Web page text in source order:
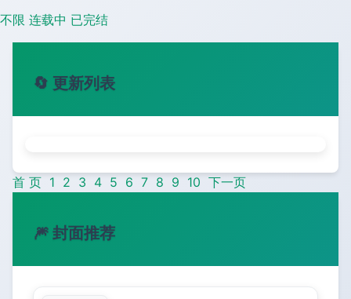
不限 连载中 已完结
🔄 更新列表
首 页 1 2 3 4 5 6 7 8 9 10 下一页
🎆 封面推荐